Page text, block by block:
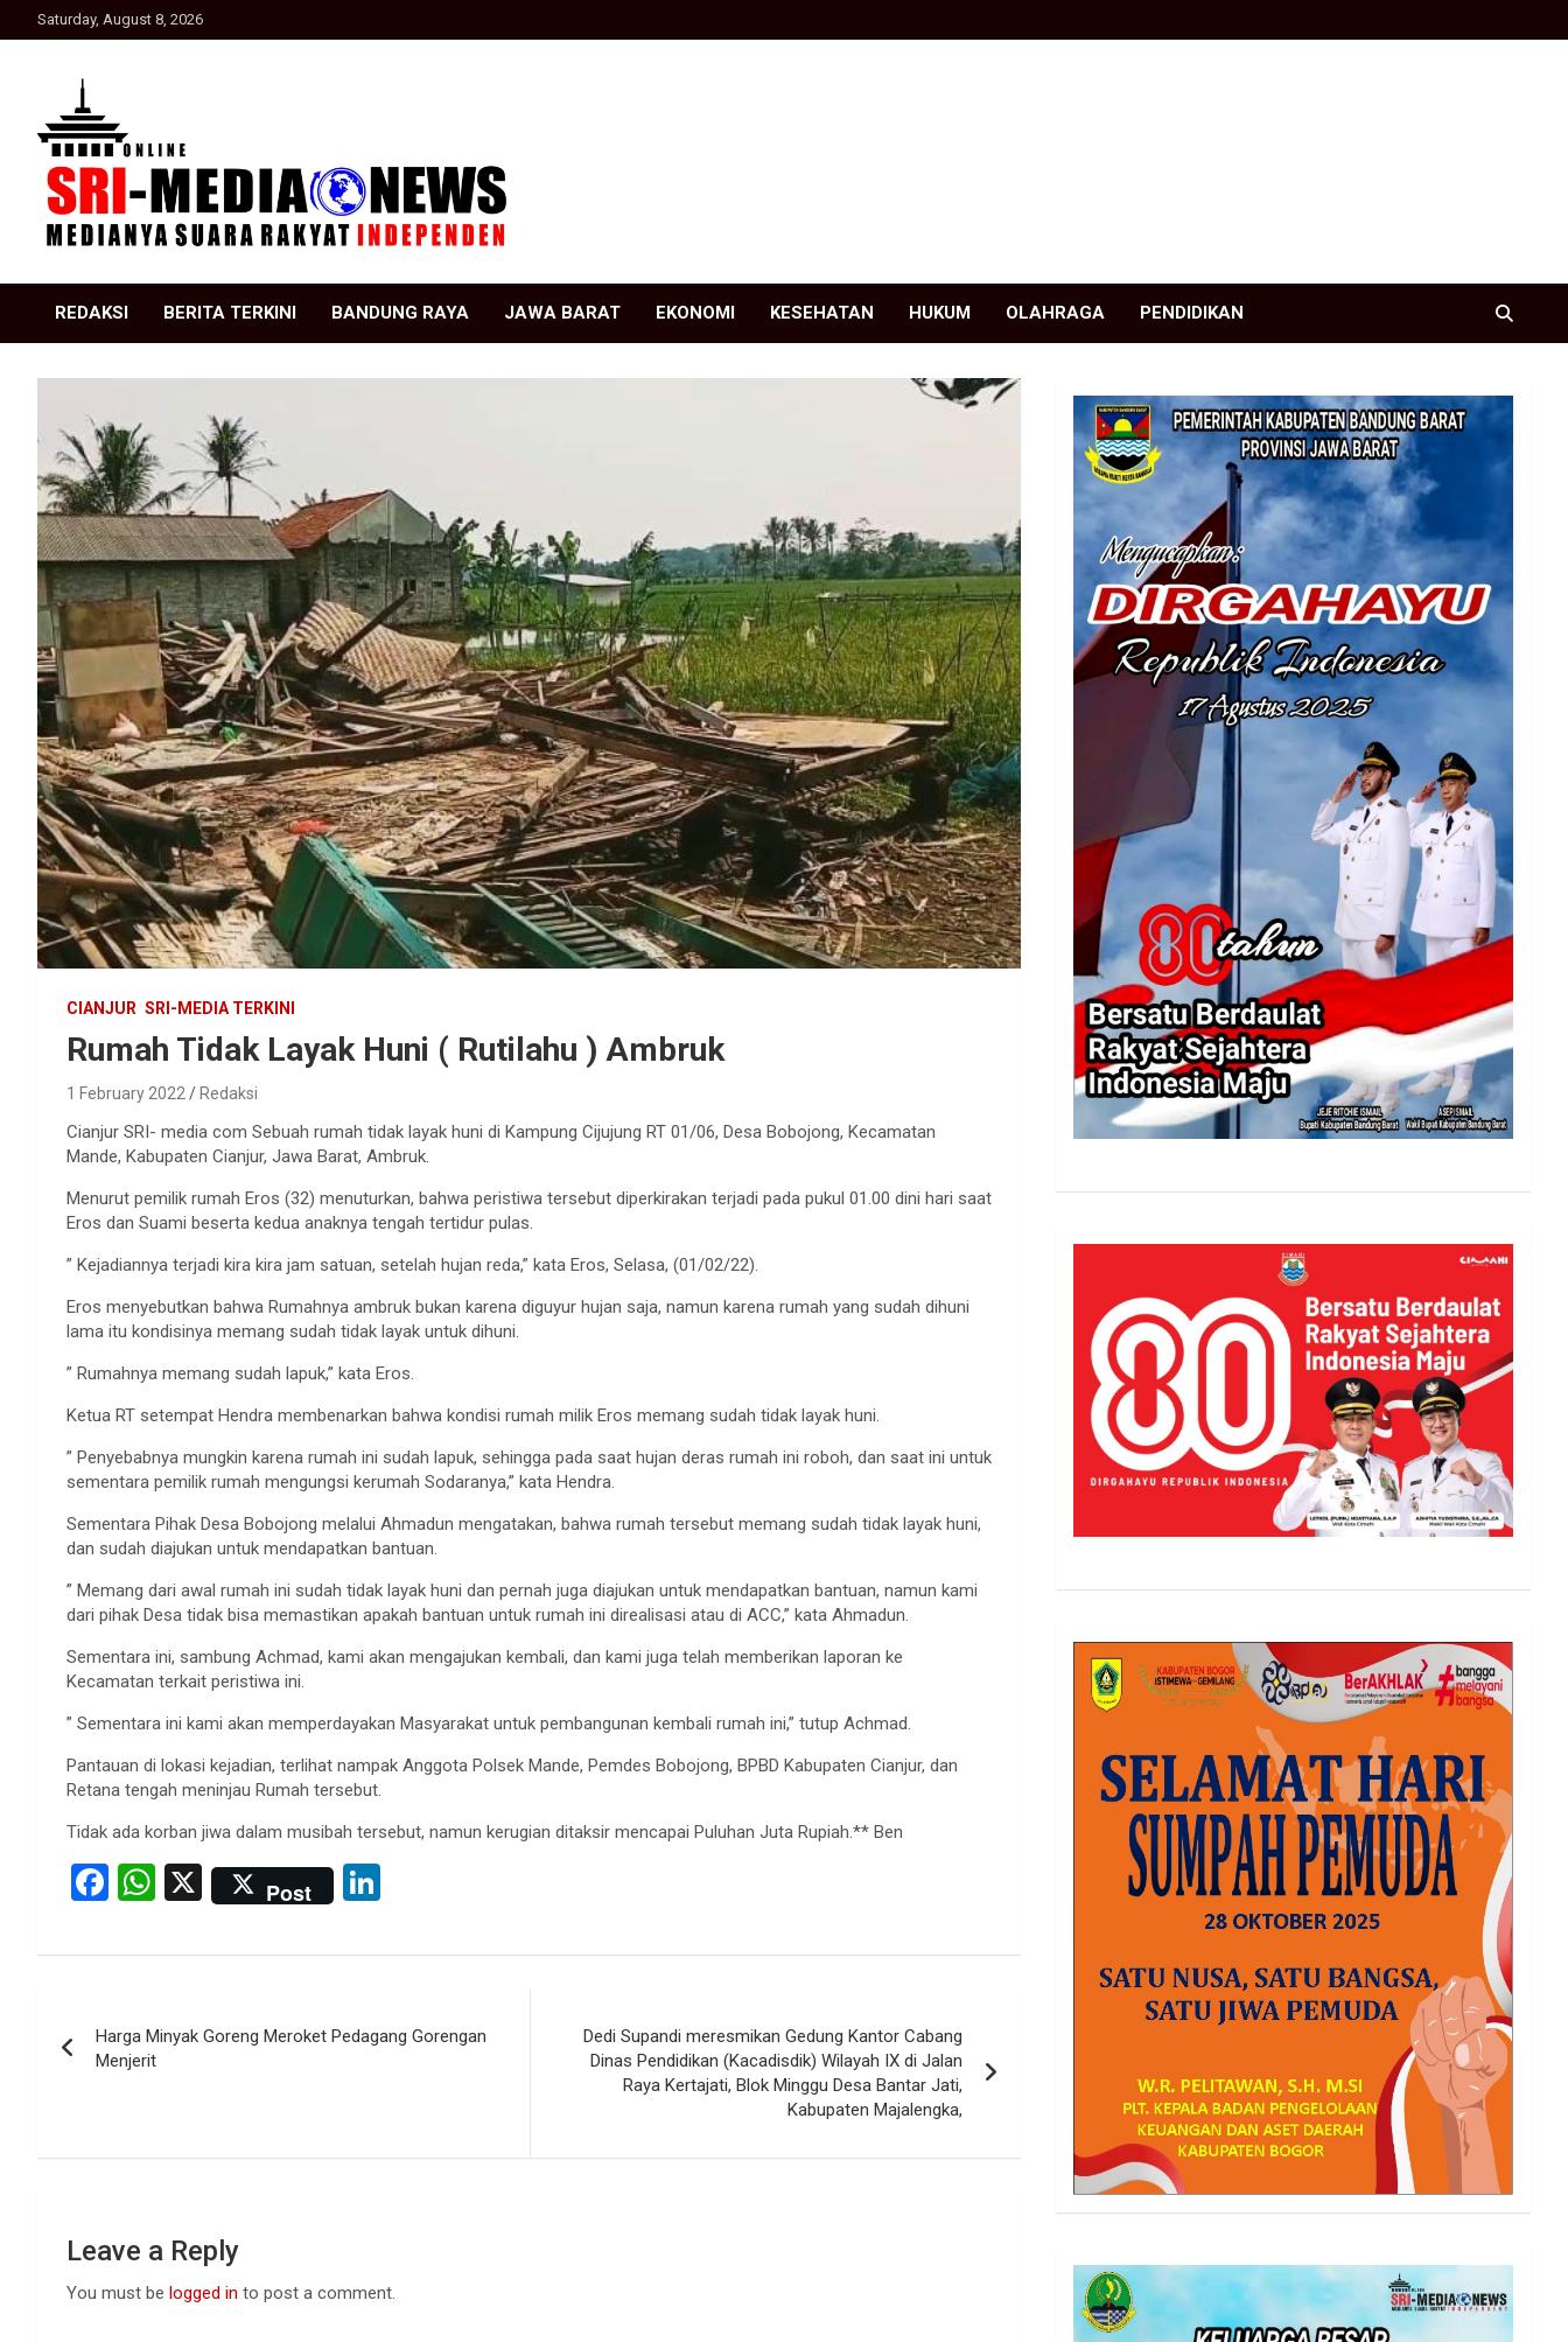
to
Saturday, August 8, 2026
SRI Media news
REDAKSI BERITA TERKINI BANDUNG RAYA JAWA BARAT EKONOMI KESEHATAN HUKUM OLAHRAGA PENDIDIKAN
CIANJUR SRI-MEDIA TERKINI
Rumah Tidak Layak Huni ( Rutilahu ) Ambruk
1 February 2022 Redaksi
Cianjur SRI- media com Sebuah rumah tidak layak huni di Kampung Cijujung RT 01/06, Desa Bobojong, Kecamatan
Mande, Kabupaten Cianjur, Jawa Barat, Ambruk.
Menurut pemilik rumah Eros (32) menuturkan, bahwa peristiwa tersebut diperkirakan terjadi pada pukul 01.00 dini hari saat
Eros dan Suami beserta kedua anaknya tengah tertidur pulas.
” Kejadiannya terjadi kira kira jam satuan, setelah hujan reda,” kata Eros, Selasa, (01/02/22).
Eros menyebutkan bahwa Rumahnya ambruk bukan karena diguyur hujan saja, namun karena rumah yang sudah dihuni
lama itu kondisinya memang sudah tidak layak untuk dihuni.
” Rumahnya memang sudah lapuk,” kata Eros.
Ketua RT setempat Hendra membenarkan bahwa kondisi rumah milik Eros memang sudah tidak layak huni.
” Penyebabnya mungkin karena rumah ini sudah lapuk, sehingga pada saat hujan deras rumah ini roboh, dan saat ini untuk
sementara pemilik rumah mengungsi kerumah Sodaranya,” kata Hendra.
Sementara Pihak Desa Bobojong melalui Ahmadun mengatakan, bahwa rumah tersebut memang sudah tidak layak huni,
dan sudah diajukan untuk mendapatkan bantuan.
” Memang dari awal rumah ini sudah tidak layak huni dan pernah juga diajukan untuk mendapatkan bantuan, namun kami
dari pihak Desa tidak bisa memastikan apakah bantuan untuk rumah ini direalisasi atau di ACC,” kata Ahmadun.
Sementara ini, sambung Achmad, kami akan mengajukan kembali, dan kami juga telah memberikan laporan ke
Kecamatan terkait peristiwa ini.
” Sementara ini kami akan memperdayakan Masyarakat untuk pembangunan kembali rumah ini,” tutup Achmad.
Pantauan di lokasi kejadian, terlihat nampak Anggota Polsek Mande, Pemdes Bobojong, BPBD Kabupaten Cianjur, dan
Retana tengah meninjau Rumah tersebut.
Tidak ada korban jiwa dalam musibah tersebut, namun kerugian ditaksir mencapai Puluhan Juta Rupiah.** Ben
F
ce
o
o
W
at
A
p
X Post
ke
n
navigation
Harga Minyak Goreng Meroket Pedagang Gorengan
Menjerit
Dedi Supandi meresmikan Gedung Kantor Cabang
Dinas Pendidikan (Kacadisdik) Wilayah IX di Jalan
Raya Kertajati, Blok Minggu Desa Bantar Jati,
Kabupaten Majalengka,
Leave a Reply
You must be logged in to post a comment.